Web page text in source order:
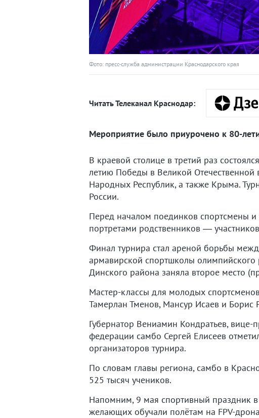
Фото: пресс-служба администрации Краснодарского края
Читать Телеканал Краснодар:
Мероприятие было приурочено к 80-
В краевой столице в третий раз
летию Победы в Великой Отечественной
Народных Республик, а также Крыма.
России.
Перед началом поединков спортсмены и
портретами родственников —
Финал турнира стал ареной борьбы
армавирской спортшколы
Динского района заняла второе место
Мастер-классы для молодых
Тамерлан Тменов, Мансур Исаев и Борис
Губернатор Вениамин Кондратьев,
федерации самбо Сергей Елисеев
организаторов турнира.
По словам главы региона, самбо в
525 тысяч учеников.
Напомним, 9 мая спортивный праздник
желающих обучали полётам на FPV-